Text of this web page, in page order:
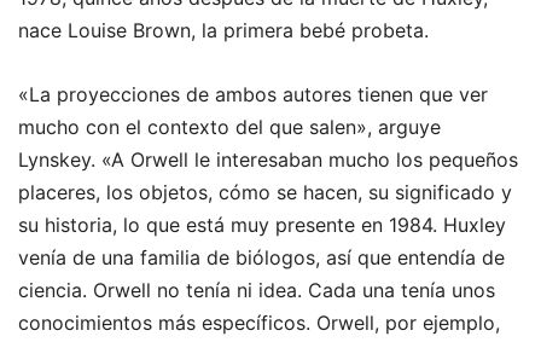
nace Louise Brown, la primera bebé probeta.
«La proyecciones de ambos autores tienen que ver
mucho con el contexto del que salen», arguye
Lynskey. «A Orwell le interesaban mucho los pequeños
placeres, los objetos, cómo se hacen, su significado y
su historia, lo que está muy presente en 1984. Huxley
venía de una familia de biólogos, así que entendía de
ciencia. Orwell no tenía ni idea. Cada una tenía unos
conocimientos más específicos. Orwell, por ejemplo,